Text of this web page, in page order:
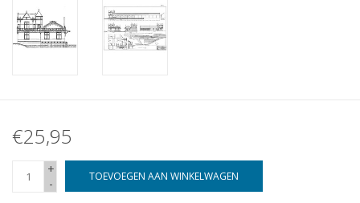
€25,95
+
-
TOEVOEGEN AAN WINKELWAGEN